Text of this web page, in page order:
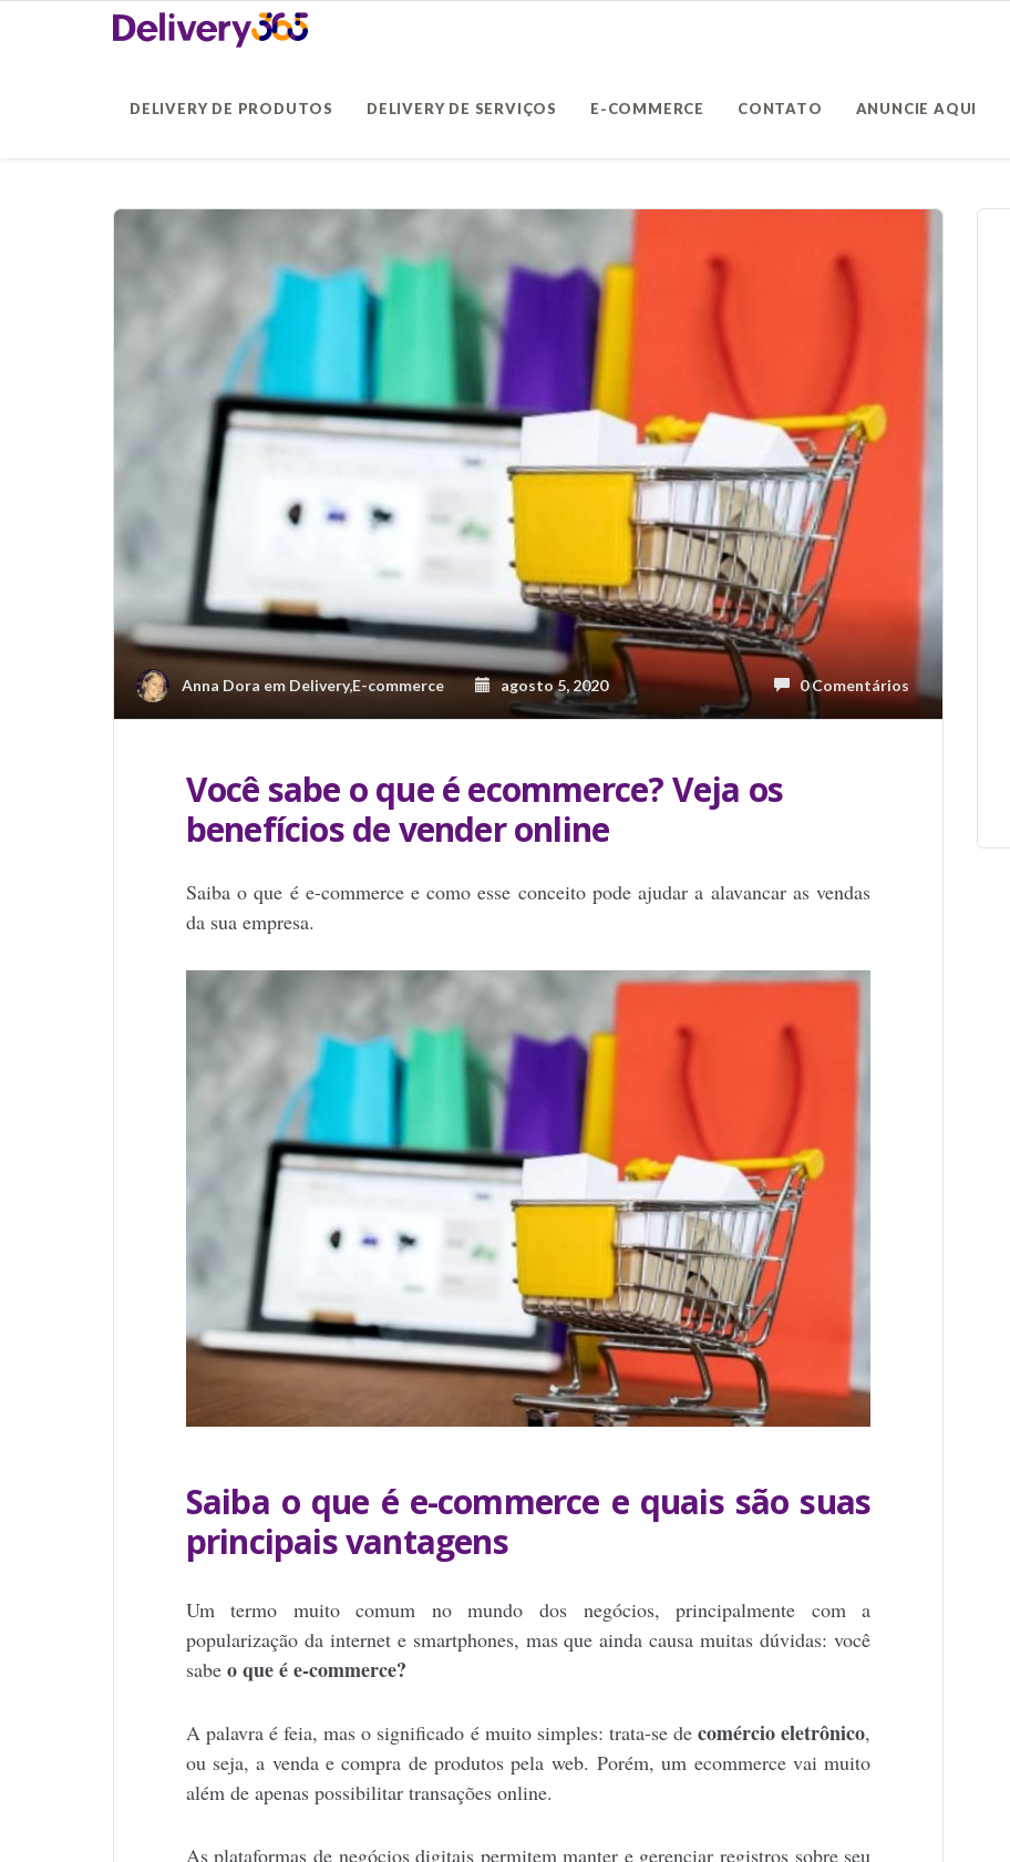
DELIVERY DE PRODUTOS DELIVERY DE SERVIÇOS E-COMMERCE CONTATO ANUNCIE AQUI
Anna Dora em Delivery,E-commerce agosto 5, 2020 0 Comentários
Você sabe o que é ecommerce? Veja os
benefícios de vender online
Saiba o que é e-commerce e como esse conceito pode ajudar a alavancar as vendas
da sua empresa.
Saiba o que é e-commerce e quais são suas
principais vantagens
Um termo muito comum no mundo dos negócios, principalmente com a
popularização da internet e smartphones, mas que ainda causa muitas dúvidas: você
sabe o que é e-commerce?
A palavra é feia, mas o significado é muito simples: trata-se decomércio eletrônico,
ou seja, a venda e compra de produtos pela web. Porém, um ecommerce vai muito
além de apenas possibilitar transações online.
As plataformas de negócios digitais permitem manter e gerenciar registros sobre seu